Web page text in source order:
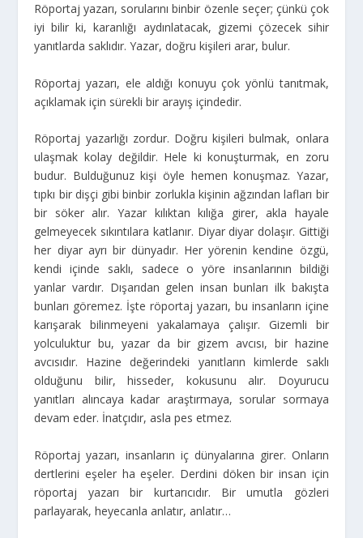
Röportaj yazarı, sorularını binbir özenle seçer; çünkü çok
iyi bilir ki, karanlığı aydınlatacak, gizemi çözecek sihir
yanıtlarda saklıdır. Yazar, doğru kişileri arar, bulur.
Röportaj yazarı, ele aldığı konuyu çok yönlü tanıtmak,
açıklamak için sürekli bir arayış içindedir.
Röportaj yazarlığı zordur. Doğru kişileri bulmak, onlara
ulaşmak kolay değildir. Hele ki konuşturmak, en zoru
budur. Bulduğunuz kişi öyle hemen konuşmaz. Yazar,
tıpkı bir dişçi gibi binbir zorlukla kişinin ağzından lafları bir
bir söker alır. Yazar kılıktan kılığa girer, akla hayale
gelmeyecek sıkıntılara katlanır. Diyar diyar dolaşır. Gittiği
her diyar ayrı bir dünyadır. Her yörenin kendine özgü,
kendi içinde saklı, sadece o yöre insanlarının bildiği
yanlar vardır. Dışarıdan gelen insan bunları ilk bakışta
bunları göremez. İşte röportaj yazarı, bu insanların içine
karışarak bilinmeyeni yakalamaya çalışır. Gizemli bir
yolculuktur bu, yazar da bir gizem avcısı, bir hazine
avcısıdır. Hazine değerindeki yanıtların kimlerde saklı
olduğunu bilir, hisseder, kokusunu alır. Doyurucu
yanıtları alıncaya kadar araştırmaya, sorular sormaya
devam eder. İnatçıdır, asla pes etmez.
Röportaj yazarı, insanların iç dünyalarına girer. Onların
dertlerini eşeler ha eşeler. Derdini döken bir insan için
röportaj yazarı bir kurtarıcıdır. Bir umutla gözleri
parlayarak, heyecanla anlatır, anlatır…